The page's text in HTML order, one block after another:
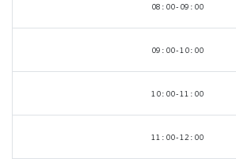
08:00-09:00
09:00-10:00
10:00-11:00
11:00-12:00